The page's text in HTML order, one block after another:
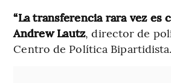
“La transferencia rara vez es
Andrew Lautz, director de
Centro de Política Bipartidista.